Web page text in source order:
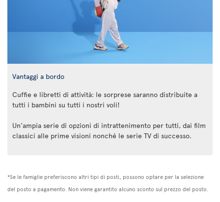
Vantaggi a bordo
Cuffie e libretti di attività: le sorprese saranno distribuite a
tutti i bambini su tutti i nostri voli!
Un'ampia serie di opzioni di intrattenimento per tutti, dai film
classici alle prime visioni nonché le serie TV di successo.
*Se le famiglie preferiscono altri tipi di posti, possono optare per la selezione
del posto a pagamento. Non viene garantito alcuno sconto sul prezzo del posto.